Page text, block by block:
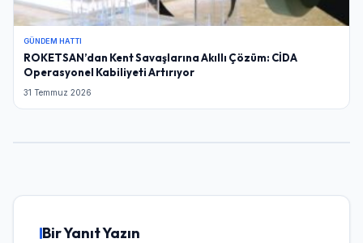
GÜNDEM HATTI
ROKETSAN’dan Kent Savaşlarına Akıllı Çözüm: CİDA
Operasyonel Kabiliyeti Artırıyor
31 Temmuz 2026
Bir Yanıt Yazın